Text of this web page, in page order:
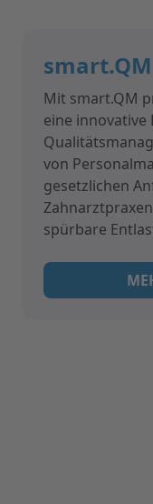
smart.QM
Mit smart.QM
eine
von
gesetzlichen
spürbare